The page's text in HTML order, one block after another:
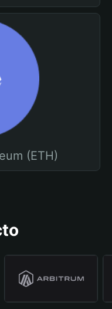
(ETH)